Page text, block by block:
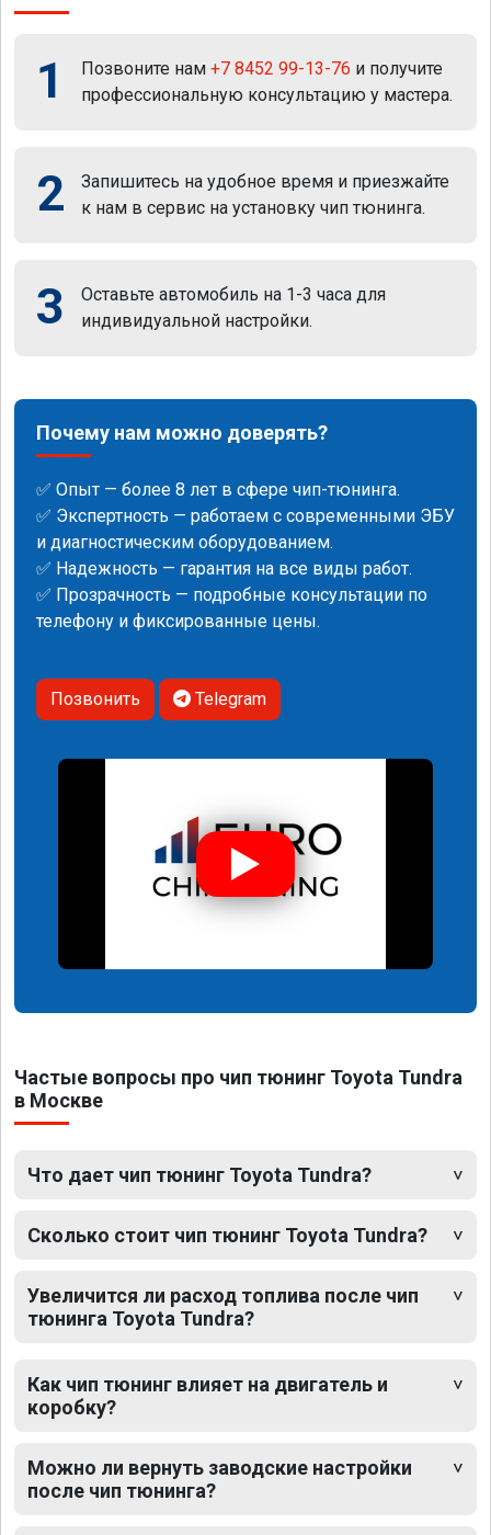
1 Позвоните нам +7 8452 99-13-76 и получите
профессиональную консультацию у мастера.
2
Запишитесь на удобное время и приезжайте
к нам в сервис на установку чип тюнинга.
3
Оставьте автомобиль на 1-3 часа для
индивидуальной настройки.
Почему нам можно доверять?
✅ Опыт — более 8 лет в сфере чип-тюнинга.
✅ Экспертность — работаем с современными ЭБУ
и диагностическим оборудованием.
✅ Надежность — гарантия на все виды работ.
✅ Прозрачность — подробные консультации по
телефону и фиксированные цены.
Позвонить Telegram
Частые вопросы про чип тюнинг Toyota Tundra
в Москве
Что дает чип тюнинг Toyota Tundra?
Сколько стоит чип тюнинг Toyota Tundra?
Увеличится ли расход топлива после чип
тюнинга Toyota Tundra?
Как чип тюнинг влияет на двигатель и
коробку?
Можно ли вернуть заводские настройки
после чип тюнинга?